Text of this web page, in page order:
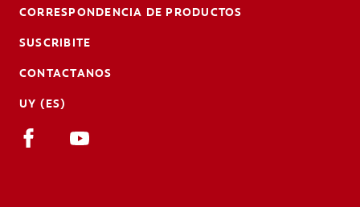
CORRESPONDENCIA DE PRODUCTOS
SUSCRIBITE
CONTACTANOS
UY (ES)